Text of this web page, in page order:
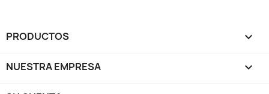
PRODUCTOS 
NUESTRA EMPRESA 